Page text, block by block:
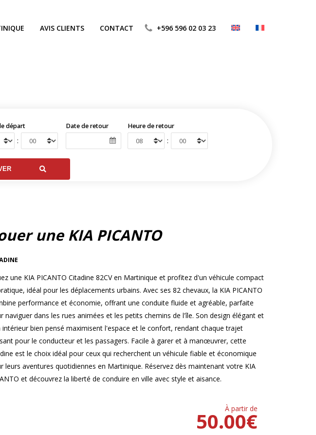
AVIS CLIENTS CONTACT +596 596 02 03 23
départ
:
Date de retour Heure de retour
:
une KIA PICANTO
une KIA PICANTO Citadine 82CV en Martinique et profitez d'un véhicule compact
idéal pour les déplacements urbains. Avec ses 82 chevaux, la KIA PICANTO
performance et économie, offrant une conduite fluide et agréable, parfaite
naviguer dans les rues animées et les petits chemins de l'île. Son design élégant et
intérieur bien pensé maximisent l'espace et le confort, rendant chaque trajet
pour le conducteur et les passagers. Facile à garer et à manœuvrer, cette
est le choix idéal pour ceux qui recherchent un véhicule fiable et économique
leurs aventures quotidiennes en Martinique. Réservez dès maintenant votre KIA
et découvrez la liberté de conduire en ville avec style et aisance.
À partir de
€
50.00